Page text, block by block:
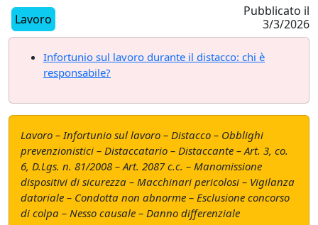
Lavoro
Pubblicato il
3/3/2026
Infortunio sul lavoro durante il distacco: chi è
responsabile?
Lavoro – Infortunio sul lavoro – Distacco – Obblighi
prevenzionistici – Distaccatario – Distaccante – Art. 3, co.
6, D.Lgs. n. 81/2008 – Art. 2087 c.c. – Manomissione
dispositivi di sicurezza – Macchinari pericolosi – Vigilanza
datoriale – Condotta non abnorme – Esclusione concorso
di colpa – Nesso causale – Danno differenziale